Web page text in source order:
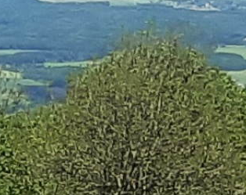
HIVER
Randonnée Raquettes
Fat Bike
Randonnée Ski
Marche Nordique